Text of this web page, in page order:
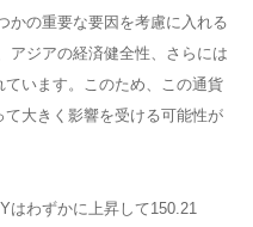
かの重要な要因を考慮に入れる
アジアの経済健全性、さらには
います。このため、この通貨
大きく影響を受ける可能性が
はわずかに上昇して150.21